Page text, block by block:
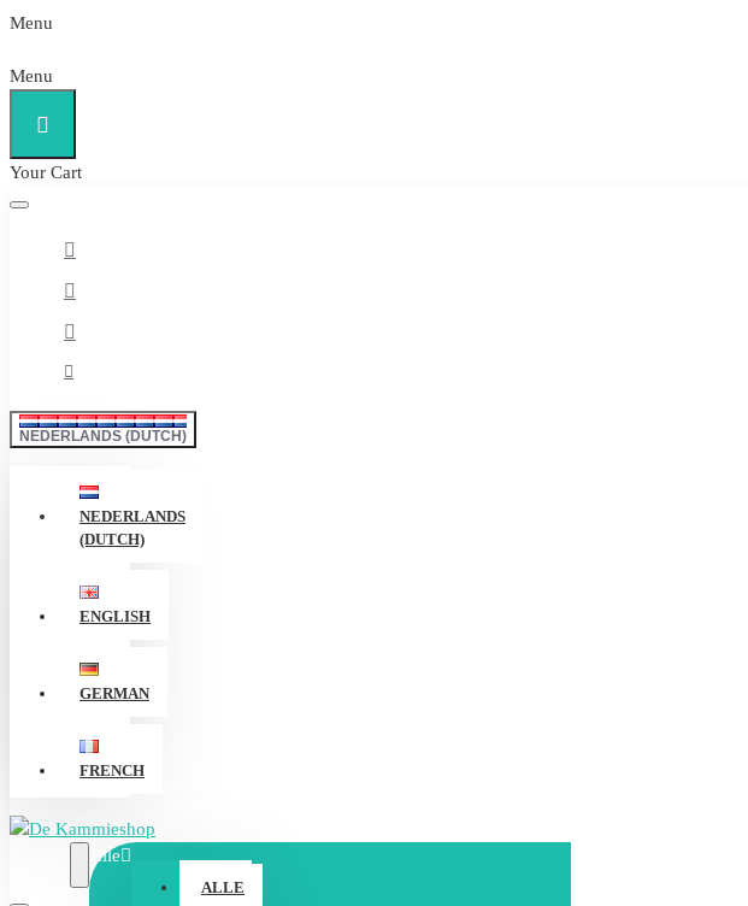
Menu
Menu
Your Cart
NEDERLANDS (DUTCH)
NEDERLANDS
(DUTCH)
ENGLISH
GERMAN
FRENCH
Alle
ALLE